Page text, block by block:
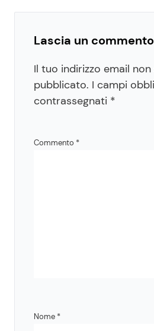
Lascia un commento
Il tuo indirizzo email non
pubblicato. I campi
contrassegnati *
Commento *
Nome *